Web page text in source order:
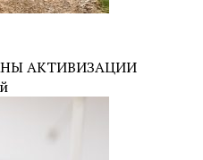
АКТИВИЗАЦИИ